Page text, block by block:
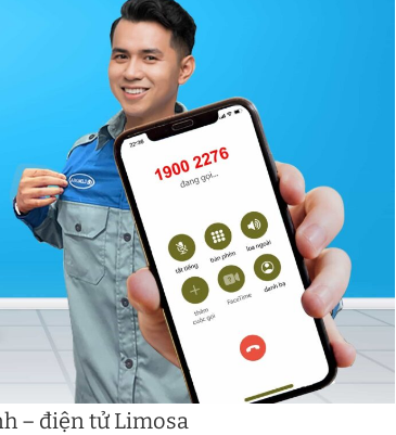
– điện tử Limosa